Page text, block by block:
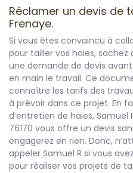
Réclamer un devis de
Frenaye.
Si vous êtes convaincu à
pour tailler vos haies, sachez
une demande de devis
en main le travail. Ce
connaître les tarifs des
à prévoir dans ce projet. En
d’entretien de haies, Samuel
76170 vous offre un devis
engagerez en rien. Donc,
appeler Samuel R si vous
pour réaliser vos projets de